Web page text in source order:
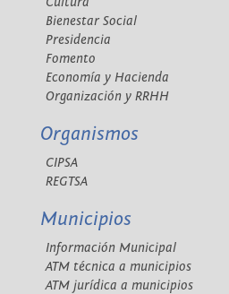
Bienestar Social
Presidencia
Fomento
Economía y Hacienda
Organización y RRHH
Organismos
CIPSA
REGTSA
Municipios
Información Municipal
ATM técnica a municipios
ATM jurídica a municipios